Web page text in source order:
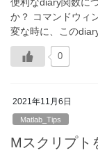
か？ コマンドウィ
変な時に、この
0
2021年11月6日
Matlab_Tips
Mスクリプト